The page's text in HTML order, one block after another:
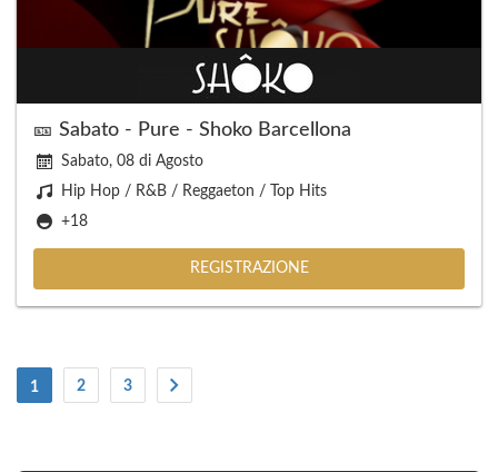
🎫 Sabato - Pure - Shoko Barcellona
Sabato, 08 di Agosto
Hip Hop / R&B / Reggaeton / Top Hits
+18
REGISTRAZIONE
1 (Attuale)
2 3